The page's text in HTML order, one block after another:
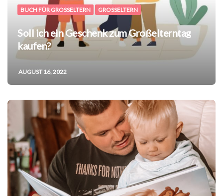
BUCH FÜR GROSSELTERN GROSSELTERN
Soll ich ein Geschenk zum Großelterntag
kaufen?
AUGUST 16, 2022